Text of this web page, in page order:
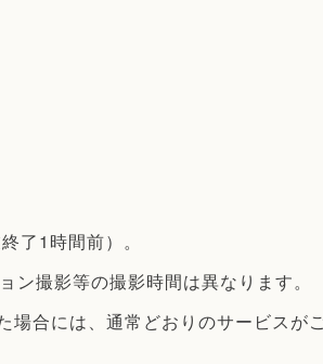
了1時間前）。
撮影等の撮影時間は異なります。
合には、通常どおりのサービスが